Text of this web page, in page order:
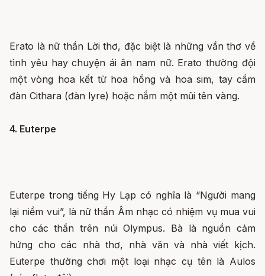
Erato là nữ thần Lời thơ, đặc biệt là những vần thơ về
tình yêu hay chuyện ái ân nam nữ. Erato thường đội
một vòng hoa kết từ hoa hồng và hoa sim, tay cầm
đàn Cithara (đàn lyre) hoặc nắm một mũi tên vàng.
4. Euterpe
Euterpe trong tiếng Hy Lạp có nghĩa là “Người mang
lại niềm vui”, là nữ thần Âm nhạc có nhiệm vụ mua vui
cho các thần trên núi Olympus. Bà là nguồn cảm
hứng cho các nhà thơ, nhà văn và nhà viết kịch.
Euterpe thường chơi một loại nhạc cụ tên là Aulos